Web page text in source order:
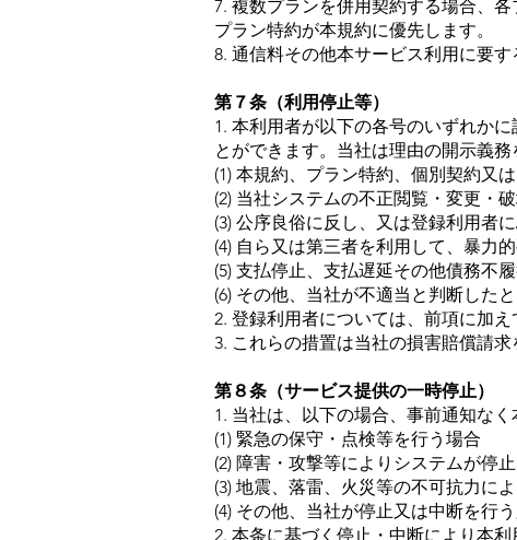
7. 複数プランを併用契約する場合、
プラン特約が本規約に優先します。
8. 通信料その他本サービス利用に要
第７条（利用停止等）
1. 本利用者が以下の各号のいずれか
とができます。当社は理由の開示義務
(1) 本規約、プラン特約、個別契約又
(2) 当社システムの不正閲覧・変更・
(3) 公序良俗に反し、又は登録利用者
(4) 自ら又は第三者を利用して、暴力
(5) 支払停止、支払遅延その他債務不
(6) その他、当社が不適当と判断したと
2. 登録利用者については、前項に加
3. これらの措置は当社の損害賠償請
第８条（サービス提供の一時停止）
1. 当社は、以下の場合、事前通知な
(1) 緊急の保守・点検等を行う場合
(2) 障害・攻撃等によりシステムが停
(3) 地震、落雷、火災等の不可抗力に
(4) その他、当社が停止又は中断を行
2. 本条に基づく停止・中断により本